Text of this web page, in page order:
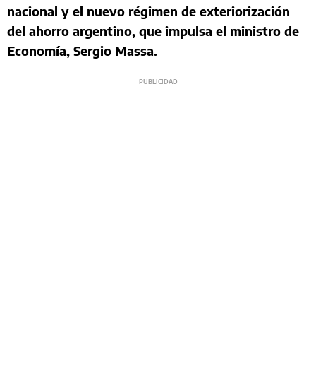
nacional y el nuevo régimen de exteriorización
del ahorro argentino, que impulsa el ministro de
Economía, Sergio Massa.